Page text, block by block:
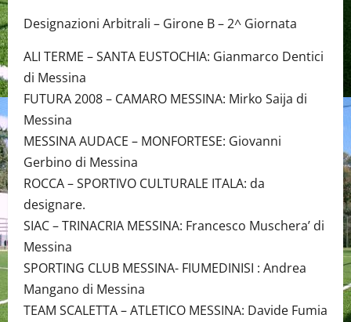
Designazioni Arbitrali – Girone B – 2^ Giornata
ALI TERME – SANTA EUSTOCHIA: Gianmarco Dentici
di Messina
FUTURA 2008 – CAMARO MESSINA: Mirko Saija di
Messina
MESSINA AUDACE – MONFORTESE: Giovanni
Gerbino di Messina
ROCCA – SPORTIVO CULTURALE ITALA: da
designare.
SIAC – TRINACRIA MESSINA: Francesco Muschera’ di
Messina
SPORTING CLUB MESSINA- FIUMEDINISI : Andrea
Mangano di Messina
TEAM SCALETTA – ATLETICO MESSINA: Davide Fumia